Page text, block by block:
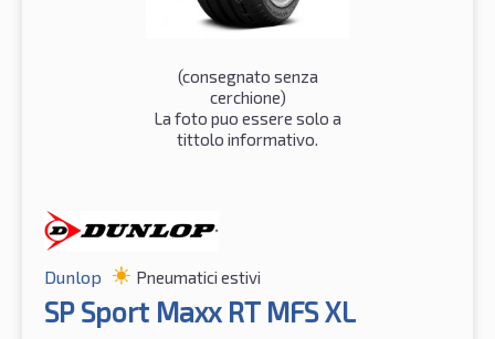
(consegnato senza
cerchione)
La foto puo essere solo a
tittolo informativo.
Dunlop Pneumatici estivi
SP Sport Maxx RT MFS XL